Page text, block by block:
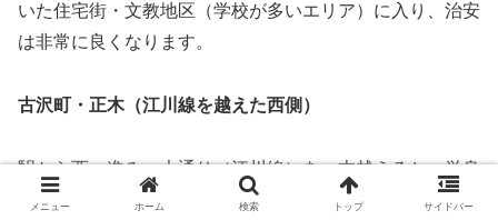
いた住宅街・文教地区（学校が多いエリア）に入り、治安
は非常に良くなります。
古沢町・正木（江川線を越えた西側）
駅から西へ進み、大通り（江川線）を一本越えると、単身
者向けマンションやオフィスが並ぶ比較的静かな環境に変
メニュー ホーム 検索 トップ サイドバー